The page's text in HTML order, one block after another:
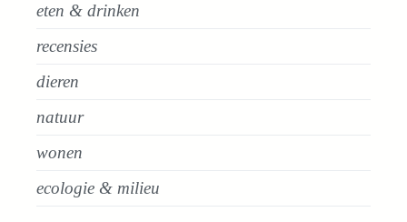
eten & drinken
recensies
dieren
natuur
wonen
ecologie & milieu